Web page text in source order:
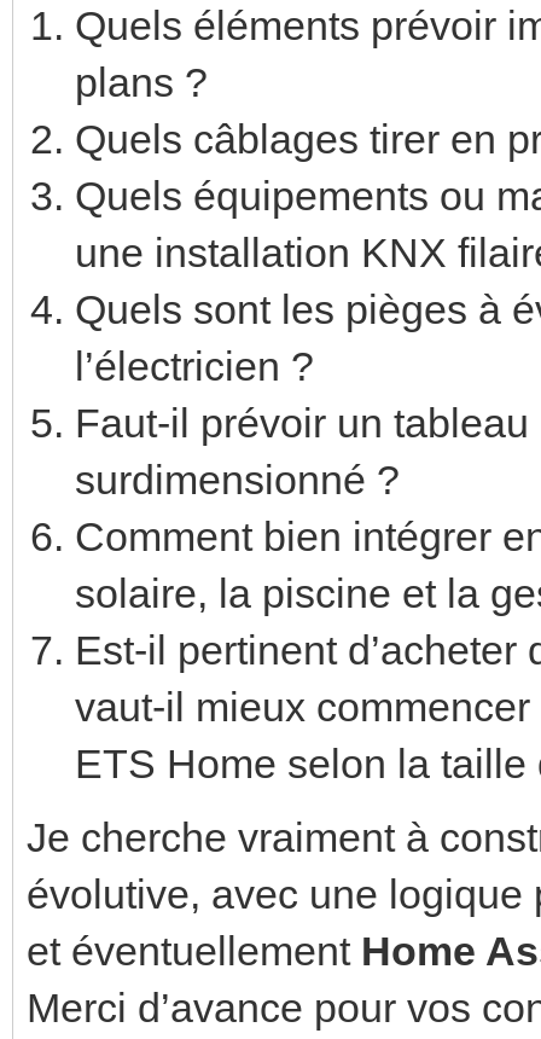
Quels éléments prévoir
plans ?
Quels câblages tirer en
Quels équipements ou
une installation KNX
Quels sont les pièges à
l’électricien ?
Faut-il prévoir un
surdimensionné ?
Comment bien intégrer
solaire, la piscine et la
Est-il pertinent
vaut-il mieux
ETS Home selon la taille
Je cherche vraiment à
évolutive, avec une
et éventuellement Home
Merci d’avance pour vos